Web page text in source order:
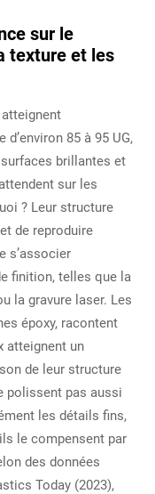
sur le
texture et les
85 à 95 UG,
brillantes et
sur les
? Leur structure
de reproduire
s’associer
finition, telles que la
la gravure laser. Les
époxy, racontent
atteignent un
de leur structure
polissent pas aussi
les détails fins,
le compensent par
des données
Today (2023),